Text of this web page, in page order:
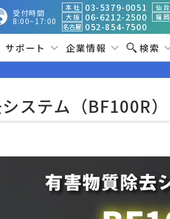
受付時間
8:00~17:00
本 社 03-5379-0051 仙 台
大 阪 06-6212-2500 福 岡
名古屋 052-854-7500
サポート 企業情報 検索
ステム（BF100R）